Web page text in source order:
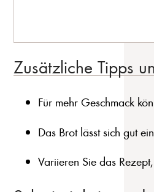
Zusätzliche Tipps
Für mehr Geschmack
Das Brot lässt sich gut
Variieren Sie das